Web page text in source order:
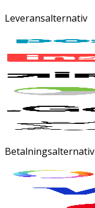
Leveransalternativ
Betalningsalternativ